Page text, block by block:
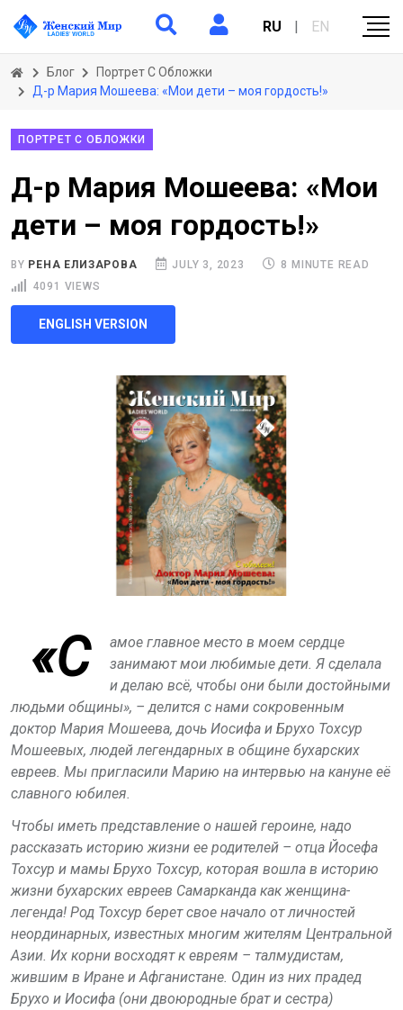
RU | EN
Блог
Портрет С Обложки
Д-р Мария Мошеева: «Мои дети – моя гордость!»
ПОРТРЕТ С ОБЛОЖКИ
Д-р Мария Мошеева: «Мои
дети – моя гордость!»
BY РЕНА ЕЛИЗАРОВА JULY 3, 2023
8 MINUTE READ
4091 VIEWS
ENGLISH VERSION
«С
амое главное место в моем сердце
занимают мои любимые дети. Я сделала
и делаю всё, чтобы они были достойными
людьми общины», – делится с нами сокровенным
доктор Мария Мошеева, дочь Иосифа и Брухо Тохсур
Мошеевых, людей легендарных в общине бухарских
евреев. Мы пригласили Марию на интервью на кануне её
славного юбилея.
Чтобы иметь представление о нашей героине, надо
рассказать историю жизни ее родителей – отца Йосефа
Тохсур и мамы Брухо Тохсур, которая вошла в историю
жизни бухарских евреев Самарканда как женщина-
легенда! Род Тохсур берет свое начало от личностей
неординарных, известных многим жителям Центральной
Азии. Их корни восходят к евреям – талмудистам,
жившим в Иране и Афганистане. Один из них прадед
Брухо и Иосифа (они двоюродные брат и сестра)